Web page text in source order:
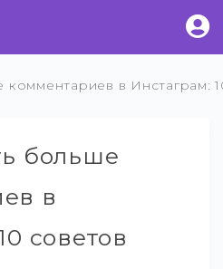
комментариев в Инстаграм:
больше
в
советов